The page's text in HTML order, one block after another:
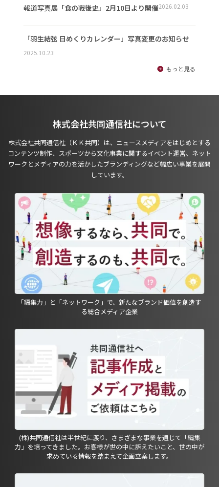
報道写真展「食の戦後史」2月10日より開催2026.02.03
「羽生結弦 日めくりカレンダー」写真変更のお知らせ
2025.10.23
もっと見る
株式会社共同通信社について
株式会社共同通信社（ＫＫ共同）は、ニュースメディアをはじめとする
コンテンツ制作、スポーツから文化事業に関するイベント運営、ネット
ワークとメディアの力を活かしたブランディングなど幅広い事業を展開
しています。
「編集力」と「ネットワーク」で、新たなブランド価値を創造す
る総合メディア企業
(株)共同通信社は半世紀に渡り、さまざまな事業を通じて「編集
力」を培ってきました。お客様が世の中に訴えたいこと、世の中が
求めている情報を踏まえて企画立案します。